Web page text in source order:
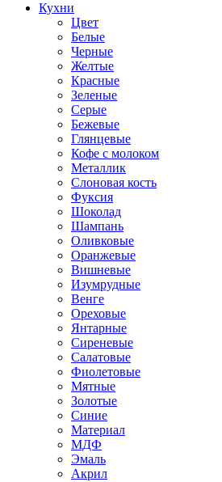
Кухни
Цвет
Белые
Черные
Желтые
Красные
Зеленые
Серые
Бежевые
Глянцевые
Кофе с молоком
Металлик
Слоновая кость
Фуксия
Шоколад
Шампань
Оливковые
Оранжевые
Вишневые
Изумрудные
Венге
Ореховые
Янтарные
Сиреневые
Салатовые
Фиолетовые
Мятные
Золотые
Синие
Материал
МДФ
Эмаль
Акрил